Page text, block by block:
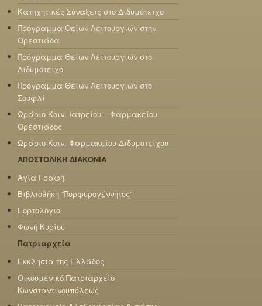
Κατηχητικές Σύναξεις στο Διδυμότειχο
Πρόγραμμα Θείων Λειτουργιών στην
Ορεστιάδα
Πρόγραμμα Θείων Λειτουργιών στο
Διδυμότειχο
Πρόγραμμα Θείων Λειτουργιών στο
Σουφλί
Ωράριο Κοιν. Ιατρείου – Φαρμακείου
Ορεστιάδος
Ωράριο Κοιν. Φαρμακείου Διδυμοτείχου
ΑΠΟΣΤΟΛΙΚΗ ΔΙΑΚΟΝΙΑ
Αγία Γραφή
Βιβλιοθήκη “Πορφυρογέννητος”
Εορτολόγιο
Φωνή Κυρίου
Πατριαρχεία
Εκκλησία της Ελλάδος
Οικουμενικό Πατριαρχείο
Κωνσταντινουπόλεως